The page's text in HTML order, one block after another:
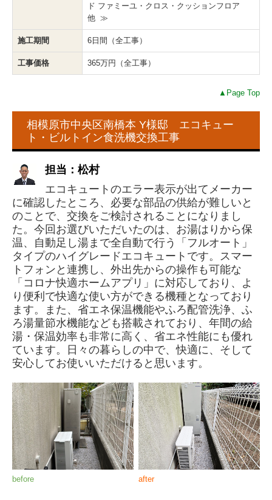
ド ファミーユ・クロス・クッションフロア
他 ≫
施工期間 6日間（全工事）
工事価格 365万円（全工事）
▲Page Top
相模原市中央区南橋本 Y様邸 エコキュー
ト・ビルトイン食洗機交換工事
担当：松村
エコキュートのエラー表示が出てメーカー
に確認したところ、必要な部品の供給が難しいと
のことで、交換をご検討されることになりまし
た。今回お選びいただいたのは、お湯はりから保
温、自動足し湯まで全自動で行う「フルオート」
タイプのハイグレードエコキュートです。スマー
トフォンと連携し、外出先からの操作も可能な
「コロナ快適ホームアプリ」に対応しており、よ
り便利で快適な使い方ができる機種となっており
ます。また、省エネ保温機能やふろ配管洗浄、ふ
ろ湯量節水機能なども搭載されており、年間の給
湯・保温効率も非常に高く、省エネ性能にも優れ
ています。日々の暮らしの中で、快適に、そして
安心してお使いいただけると思います。
before after